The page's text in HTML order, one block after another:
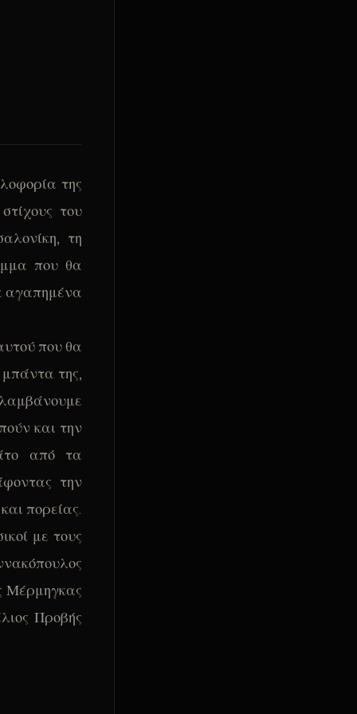
της
του
τη
που θα
αγαπημένα
που θα
μπάντα της,
και την
από τα
την
πορείας.
με τους
Μέρμηγκας
Προβής